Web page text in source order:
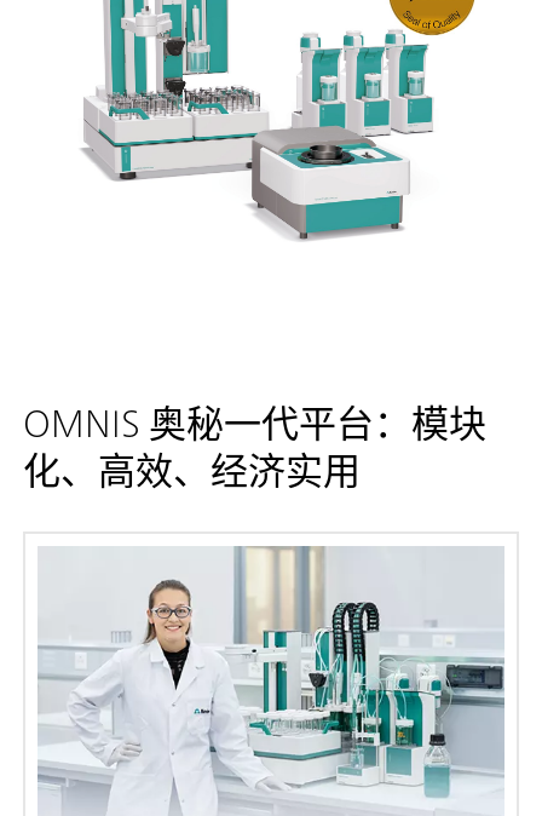
OMNIS 奥秘一代平台：模块
化、高效、经济实用